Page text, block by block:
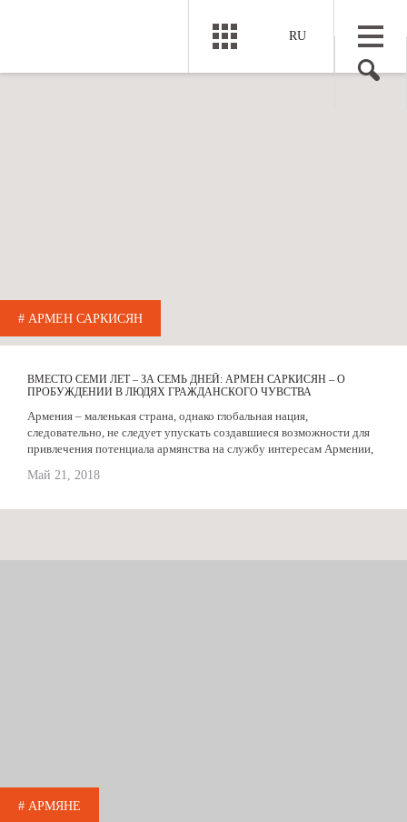
RU
# АРМЕН САРКИСЯН
ВМЕСТО СЕМИ ЛЕТ – ЗА СЕМЬ ДНЕЙ: АРМЕН САРКИСЯН – О
ПРОБУЖДЕНИИ В ЛЮДЯХ ГРАЖДАНСКОГО ЧУВСТВА
Армения – маленькая страна, однако глобальная нация,
следовательно, не следует упускать создавшиеся возможности для
привлечения потенциала армянства на службу интересам Армении,
Армен Саркисян...
Май 21, 2018
# АРМЯНЕ